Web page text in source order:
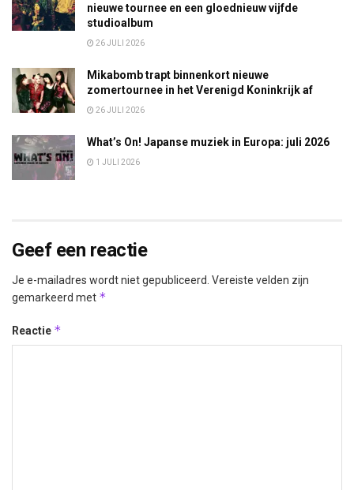
nieuwe tournee en een gloednieuw vijfde
studioalbum
26 JULI 2026
Mikabomb trapt binnenkort nieuwe
zomertournee in het Verenigd Koninkrijk af
26 JULI 2026
What’s On! Japanse muziek in Europa: juli 2026
1 JULI 2026
Geef een reactie
Je e-mailadres wordt niet gepubliceerd. Vereiste velden zijn
gemarkeerd met *
Reactie *